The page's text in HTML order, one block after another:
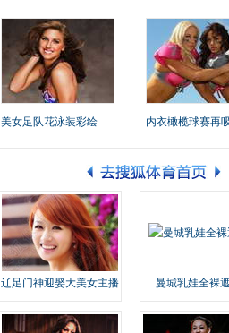
美女足队花泳装彩绘 内衣橄榄球赛再
辽足门神迎娶大美女主播 曼城乳娃全裸